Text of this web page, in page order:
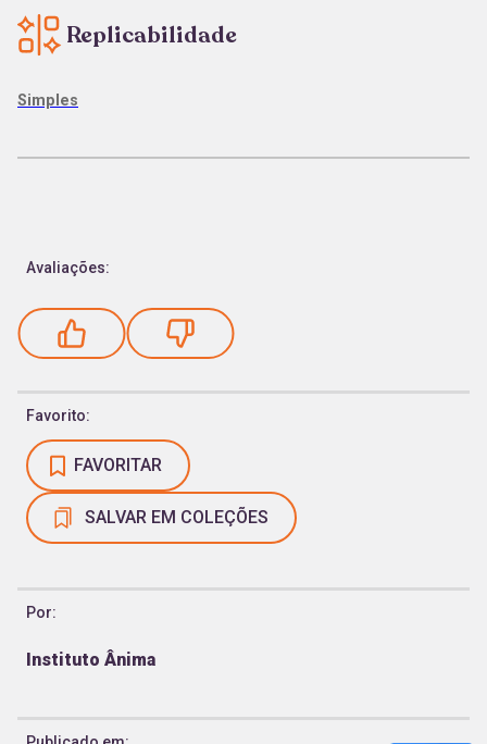
Replicabilidade
Simples
Avaliações:
Favorito:
FAVORITAR
SALVAR EM COLEÇÕES
Por:
Instituto Ânima